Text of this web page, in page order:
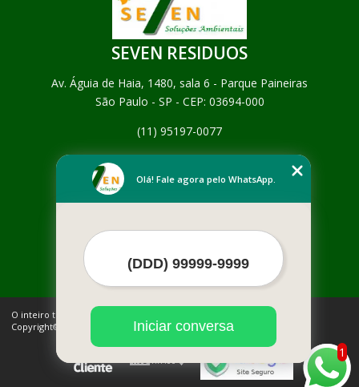
SEVEN RESIDUOS
Av. Águia de Haia, 1480, sala 6 - Parque Paineiras
São Paulo - SP - CEP: 03694-000
(11) 95197-0077
Empresa
Contato
Mais Serviços
O inteiro teor deste site está sujeito à proteção de direitos autorais.
Copyright© SEVEN RESIDUOS (Lei 9610 de 19/02/1998)
1
Olá! Fale agora pelo WhatsApp.
Iniciar conversa